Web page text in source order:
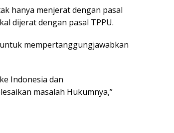
hanya menjerat dengan pasal
dijerat dengan pasal TPPU.
mempertanggungjawabkan
Indonesia dan
masalah Hukumnya,”